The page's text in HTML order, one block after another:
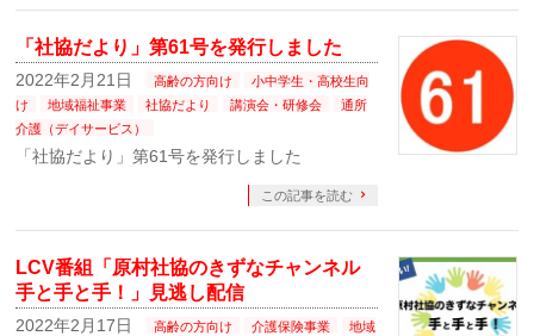
「社協だより」第61号を発行しました
2022年2月21日 高齢の方向け
小中学生・高校生向
け
地域福祉事業 社協だより 講演会・研修会
通所
介護（デイサービス）
「社協だより」第61号を発行しました
この記事を読む
LCV番組「原村社協のきずなチャンネル
手と手と手！」見逃し配信
2022年2月17日 高齢の方向け 介護保険事業
地域